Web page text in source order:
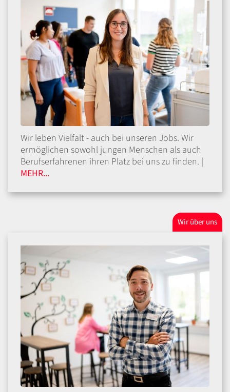
Wir leben Vielfalt - auch bei unseren Jobs. Wir
ermöglichen sowohl jungen Menschen als auch
Berufserfahrenen ihren Platz bei uns zu finden. |
MEHR...
Wir über uns